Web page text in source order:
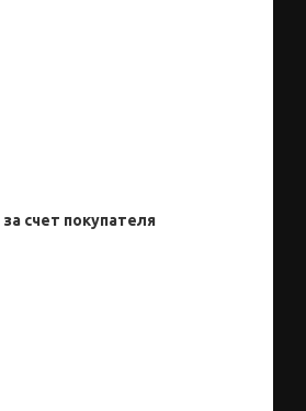
за счет покупателя